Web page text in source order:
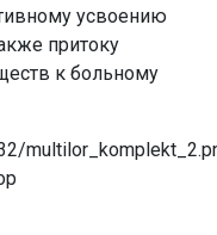
усвоению
притоку
к больному